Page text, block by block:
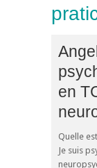
en
Quelle
Je suis